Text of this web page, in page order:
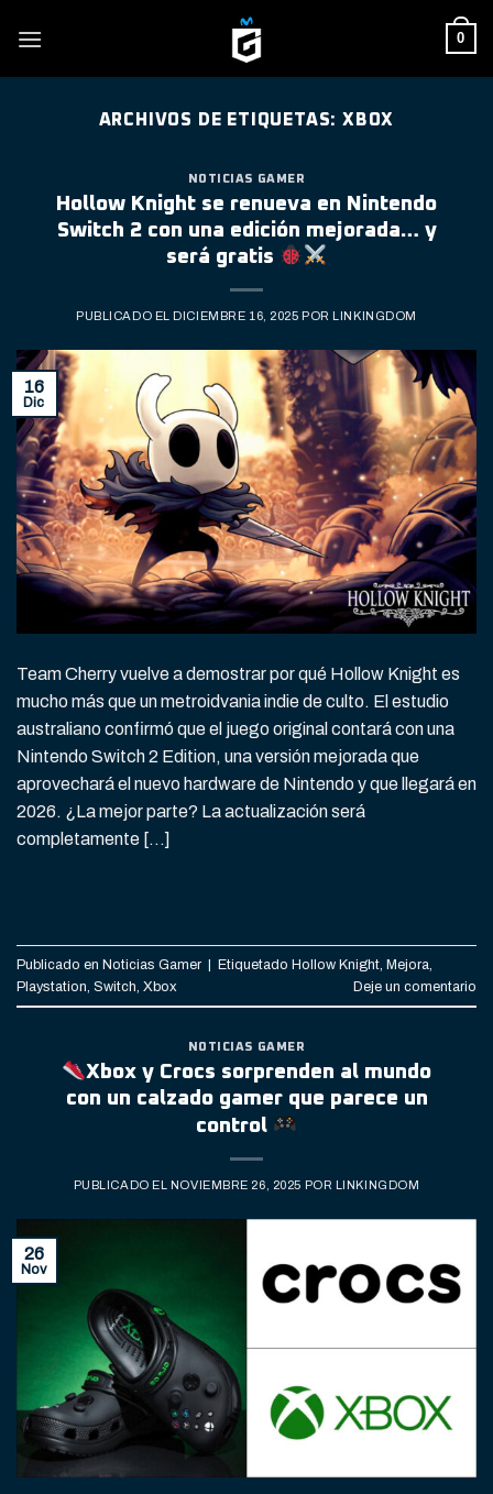
0
ARCHIVOS DE ETIQUETAS: XBOX
NOTICIAS GAMER
Hollow Knight se renueva en Nintendo
Switch 2 con una edición mejorada… y
será gratis
PUBLICADO EL DICIEMBRE 16, 2025 POR LINKINGDOM
16
Dic
Team Cherry vuelve a demostrar por qué Hollow Knight es
mucho más que un metroidvania indie de culto. El estudio
australiano confirmó que el juego original contará con una
Nintendo Switch 2 Edition, una versión mejorada que
aprovechará el nuevo hardware de Nintendo y que llegará en
2026. ¿La mejor parte? La actualización será
completamente […]
Publicado en Noticias Gamer | Etiquetado Hollow Knight Mejora
Playstation Switch Xbox Deje un comentario
NOTICIAS GAMER
Xbox y Crocs sorprenden al mundo
con un calzado gamer que parece un
control
PUBLICADO EL NOVIEMBRE 26, 2025 POR LINKINGDOM
26
Nov